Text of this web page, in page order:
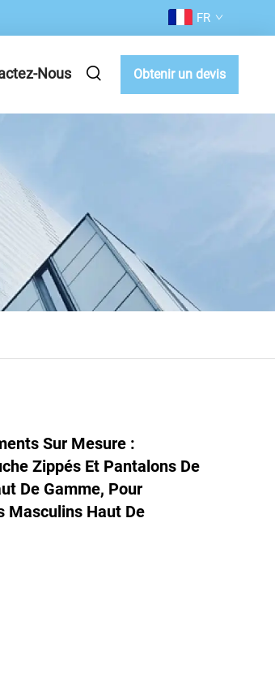
FR
Nous Obtenir un devis
Sur Mesure :
Zippés Et Pantalons De
De Gamme, Pour
Masculins Haut De